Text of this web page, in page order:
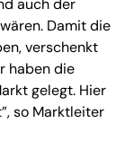
auch der
Damit die
verschenkt
haben die
gelegt. Hier
so Marktleiter